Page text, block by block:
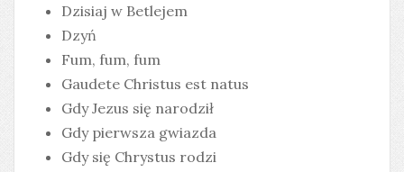
Dzisiaj w Betlejem
Dzyń
Fum, fum, fum
Gaudete Christus est natus
Gdy Jezus się narodził
Gdy pierwsza gwiazda
Gdy się Chrystus rodzi